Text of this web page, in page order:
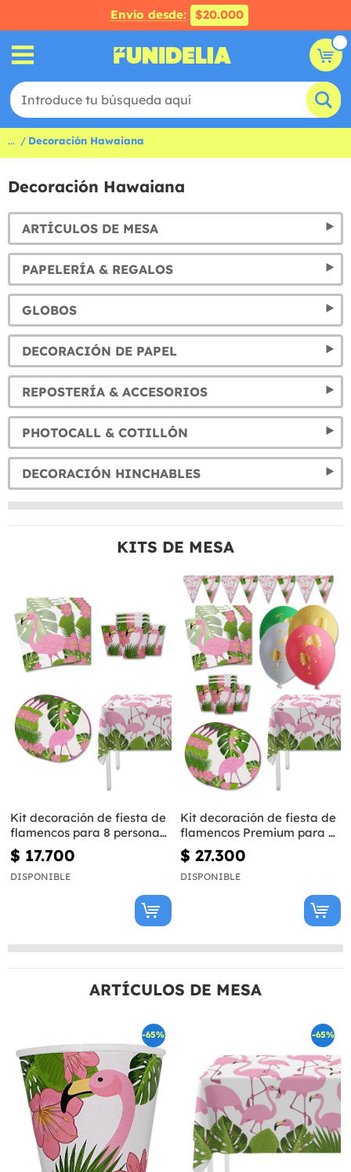
Envío desde: $20.000
... Decoración Hawaiana
Decoración Hawaiana
ARTÍCULOS DE MESA
PAPELERÍA & REGALOS
GLOBOS
DECORACIÓN DE PAPEL
REPOSTERÍA & ACCESORIOS
PHOTOCALL & COTILLÓN
DECORACIÓN HINCHABLES
KITS DE MESA
Kit decoración de fiesta de
flamencos para 8 personas
- Tropical flamingos
$ 17.700
DISPONIBLE
Kit decoración de fiesta de
flamencos Premium para 8
personas - Tropical
flamingos
$ 27.300
DISPONIBLE
ARTÍCULOS DE MESA
-65% -65%